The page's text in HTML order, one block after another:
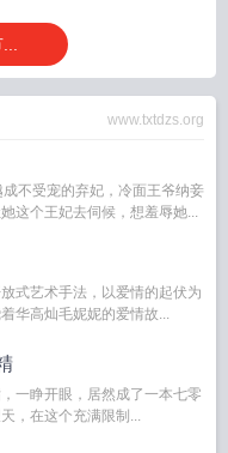
www.txtdzs.org
不受宠的弃妃，冷面王爷纳妾
这个王妃去伺候，想羞辱她...
式艺术手法，以爱情的起伏为
华高灿毛妮妮的爱情故...
一睁开眼，居然成了一本七零
，在这个充满限制...